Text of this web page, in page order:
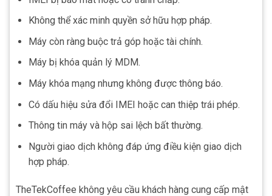
Không thể xác minh quyền sở hữu hợp pháp.
Máy còn ràng buộc trả góp hoặc tài chính.
Máy bị khóa quản lý MDM.
Máy khóa mạng nhưng không được thông báo.
Có dấu hiệu sửa đổi IMEI hoặc can thiệp trái phép.
Thông tin máy và hộp sai lệch bất thường.
Người giao dịch không đáp ứng điều kiện giao dịch
hợp pháp.
TheTekCoffee không yêu cầu khách hàng cung cấp mật